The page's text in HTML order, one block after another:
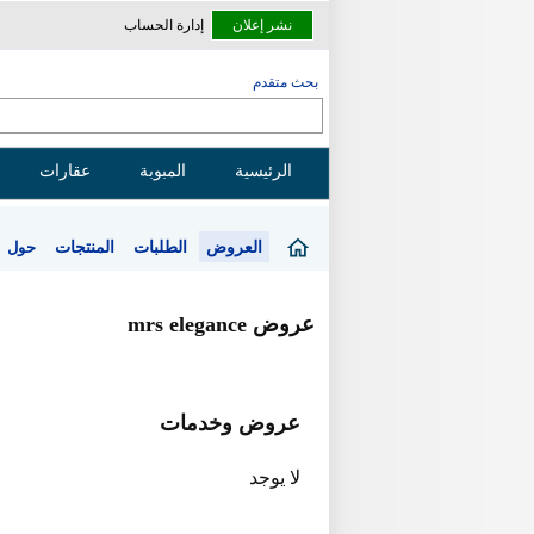
نشر إعلان إدارة الحساب
بحث متقدم
الرئيسية المبوبة عقارات
العروض الطلبات المنتجات حول
عروض mrs elegance
عروض وخدمات
لا يوجد